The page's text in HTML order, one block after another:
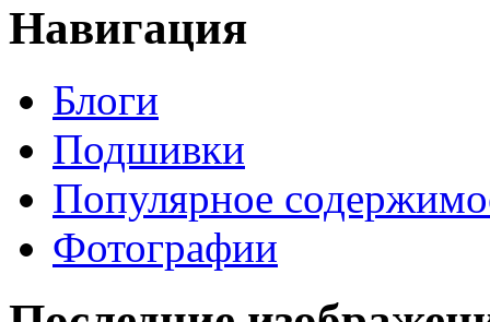
Навигация
Блоги
Подшивки
Популярное
Фотографии